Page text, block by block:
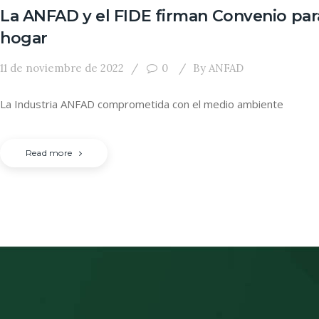
La ANFAD y el FIDE firman Convenio
hogar
11 de noviembre de 2022 0 By ANFAD
La Industria ANFAD comprometida con el medio ambiente
Read more